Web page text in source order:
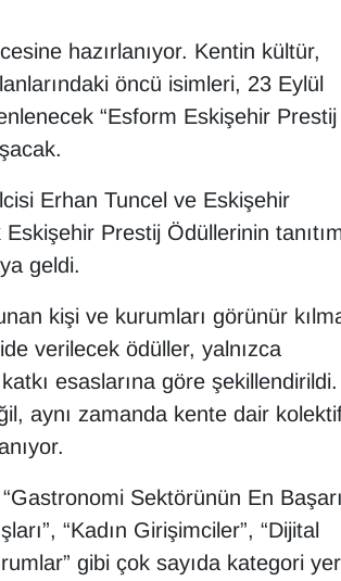
hazırlanıyor. Kentin kültür,
öncü isimleri, 23 Eylül
“Esform Eskişehir Prestij
Erhan Tuncel ve Eskişehir
Prestij Ödüllerinin
geldi.
kişi ve kurumları görünür
verilecek ödüller, yalnızca
esaslarına göre şekillendirildi.
aynı zamanda kente dair
Sektörünün En
“Kadın Girişimciler”, “Dijital
gibi çok sayıda kategori yer